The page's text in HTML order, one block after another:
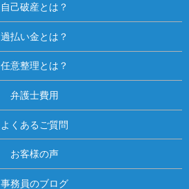
自己破産とは？
過払い金とは？
任意整理とは？
弁護士費用
よくあるご質問
お客様の声
事務員のブログ